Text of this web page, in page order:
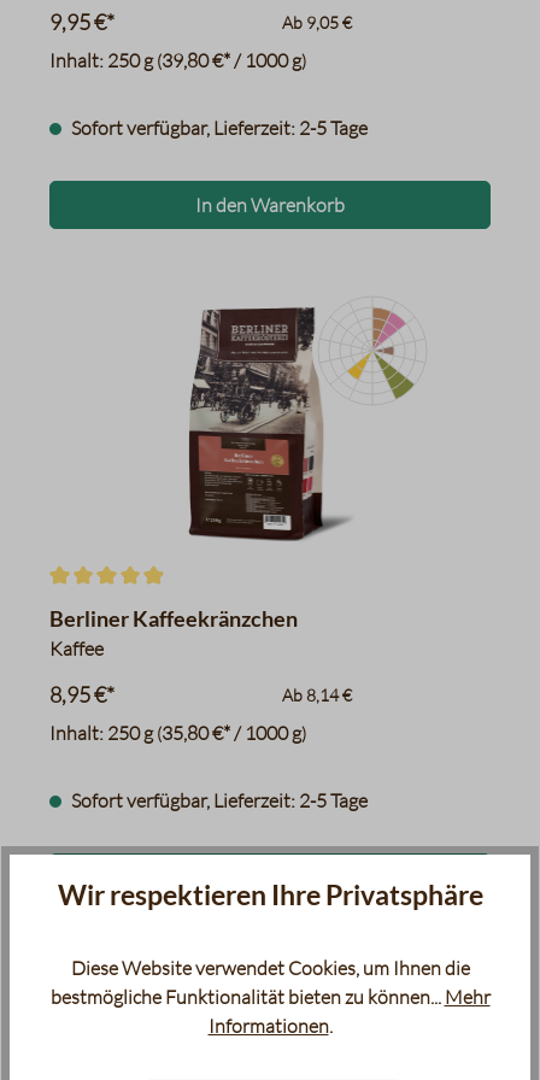
Inhalt: 250 g(39,80 €* / 1000 g)
9,95 €* Ab 9,05 €
Sofort verfügbar, Lieferzeit: 2-5 Tage
In den Warenkorb
Datentabelle für das
Haselnüsse, Laugengebäck
Karamell, Lakritz
Toast
schwarzer Pfeffer, Curry
Orange
Durchschnittliche Bewertung von 4.9 von 5 Sternen
Berliner Kaffeekränzchen
Kaffee
Inhalt: 250 g(35,80 €* / 1000 g)
8,95 €* Ab 8,14 €
Sofort verfügbar, Lieferzeit: 2-5 Tage
Wir respektieren Ihre Privatsphäre
Diese Website verwendet Cookies, um Ihnen die
bestmögliche Funktionalität bieten zu können... Mehr
Informationen.